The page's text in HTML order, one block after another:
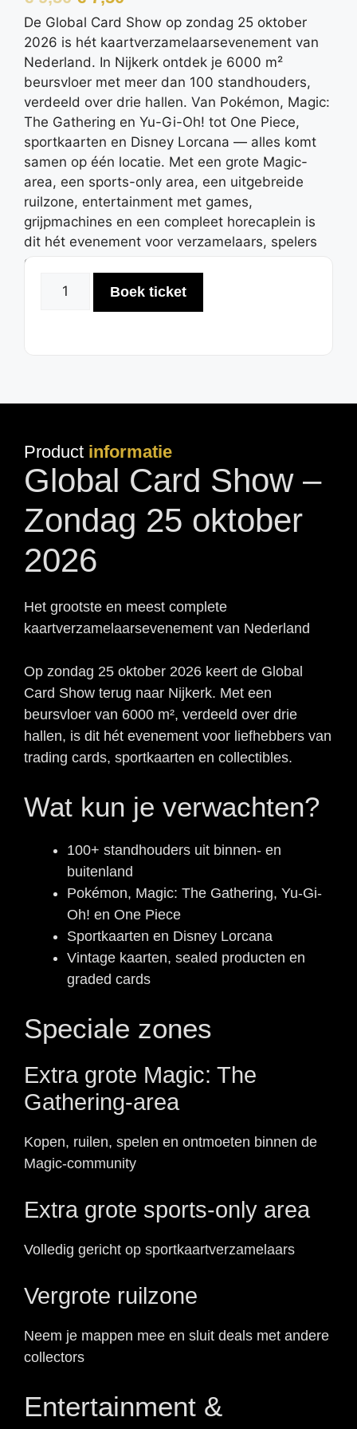
De Global Card Show op zondag 25 oktober
2026 is hét kaartverzamelaarsevenement van
Nederland. In Nijkerk ontdek je 6000 m²
beursvloer met meer dan 100 standhouders,
verdeeld over drie hallen. Van Pokémon, Magic:
The Gathering en Yu-Gi-Oh! tot One Piece,
sportkaarten en Disney Lorcana — alles komt
samen op één locatie. Met een grote Magic-
area, een sports-only area, een uitgebreide
ruilzone, entertainment met games,
grijpmachines en een compleet horecaplein is
dit hét evenement voor verzamelaars, spelers
en fans van alle leeftijden.
Boek ticket
Product informatie
Global Card Show –
Zondag 25 oktober
2026
Het grootste en meest complete
kaartverzamelaarsevenement van Nederland
Op zondag 25 oktober 2026 keert de Global
Card Show terug naar Nijkerk. Met een
beursvloer van 6000 m², verdeeld over drie
hallen, is dit hét evenement voor liefhebbers van
trading cards, sportkaarten en collectibles.
Wat kun je verwachten?
100+ standhouders uit binnen- en
buitenland
Pokémon, Magic: The Gathering, Yu-Gi-
Oh! en One Piece
Sportkaarten en Disney Lorcana
Vintage kaarten, sealed producten en
graded cards
Speciale zones
Extra grote Magic: The
Gathering-area
Kopen, ruilen, spelen en ontmoeten binnen de
Magic-community
Extra grote sports-only area
Volledig gericht op sportkaartverzamelaars
Vergrote ruilzone
Neem je mappen mee en sluit deals met andere
collectors
Entertainment &